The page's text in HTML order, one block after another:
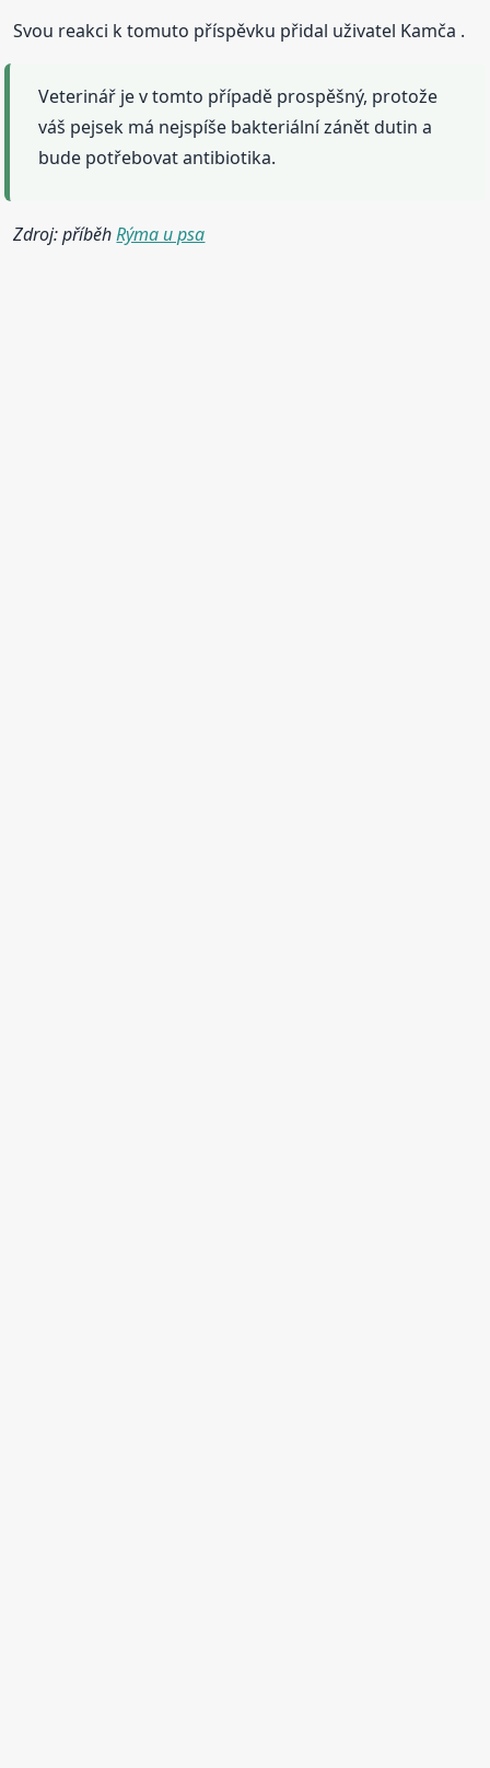
Svou reakci k tomuto příspěvku přidal uživatel Kamča .
Veterinář je v tomto případě prospěšný, protože
váš pejsek má nejspíše bakteriální zánět dutin a
bude potřebovat antibiotika.
Zdroj: příběhRýma u psa